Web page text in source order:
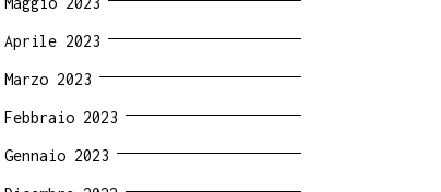
Aprile 2023
Marzo 2023
Febbraio 2023
Gennaio 2023